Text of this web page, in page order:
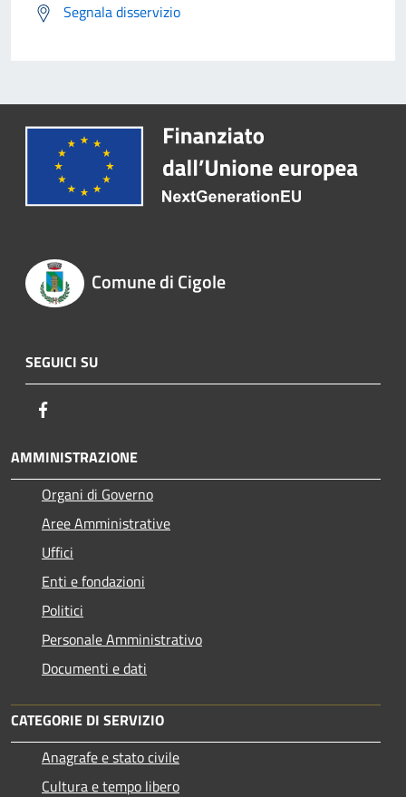
Segnala disservizio
Comune di Cigole
SEGUICI SU
AMMINISTRAZIONE
Organi di Governo
Aree Amministrative
Uffici
Enti e fondazioni
Politici
Personale Amministrativo
Documenti e dati
CATEGORIE DI SERVIZIO
Anagrafe e stato civile
Cultura e tempo libero